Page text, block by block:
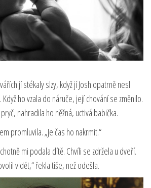
jí stékaly slzy, když jí Josh opatrně nesl
ho vzala do náruče, její chování se změnilo.
nahradila ho něžná, uctivá babička.
promluvila. „Je čas ho nakrmit.“
mi podala dítě. Chvíli se zdržela u dveří.
vidět,“ řekla tiše, než odešla.